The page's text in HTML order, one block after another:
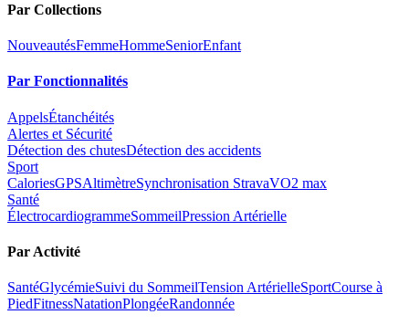
Par Collections
NouveautésFemmeHommeSeniorEnfant
Par Fonctionnalités
AppelsÉtanchéités
Alertes et Sécurité
Détection des chutesDétection des accidents
Sport
CaloriesGPSAltimètreSynchronisation StravaVO2 max
Santé
ÉlectrocardiogrammeSommeilPression Artérielle
Par Activité
SantéGlycémieSuivi du SommeilTension ArtérielleSportCourse à
PiedFitnessNatationPlongéeRandonnée